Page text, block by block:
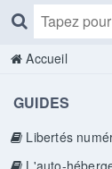
Accueil
GUIDES
Libertés
L'auto-